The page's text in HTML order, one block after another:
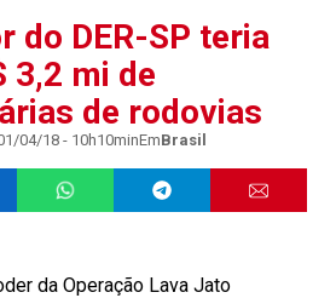
do DER-SP teria
3,2 mi de
de rodovias
04/18 - 10h10minEmBrasil
da Operação Lava Jato